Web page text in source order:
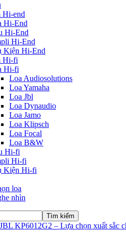
Hi-end
Hi-End
Hi-End
Hi-End
Kiện Hi-End
Hi-fi
Hi-fi
Loa Audiosolutions
Loa Yamaha
Loa Jbl
Loa Dynaudio
Loa Jamo
Loa Klipsch
Loa Focal
Loa B&W
Hi-fi
Hi-fi
Kiện Hi-fi
loa
nhìn
KP6012G2 – Lựa chọn xuất sắc